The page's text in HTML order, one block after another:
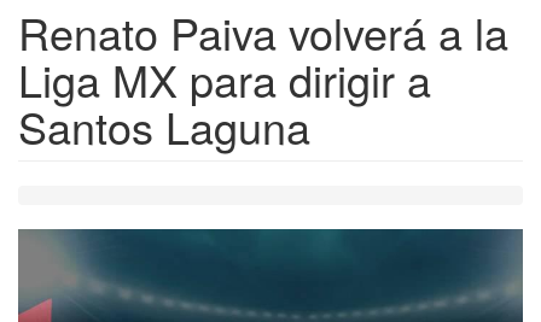
Renato Paiva volverá a la
Liga MX para dirigir a
Santos Laguna